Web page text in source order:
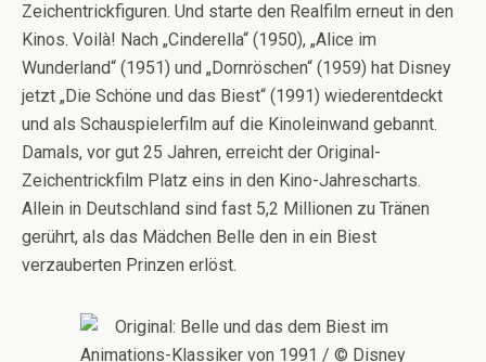
Zeichentrickfiguren. Und starte den Realfilm erneut in den
Kinos. Voi­là! Nach „Cinderella“ (1950), „Alice im
Wunderland“ (1951) und „Dornröschen“ (1959) hat Disney
jetzt „Die Schöne und das Biest“ (1991) wiederentdeckt
und als Schauspielerfilm auf die Kinoleinwand gebannt.
Damals, vor gut 25 Jahren, erreicht der Original-
Zeichentrickfilm Platz eins in den Kino-Jahrescharts.
Allein in Deutschland sind fast 5,2 Millionen zu Tränen
gerührt, als das Mädchen Belle den in ein Biest
verzauberten Prinzen erlöst.